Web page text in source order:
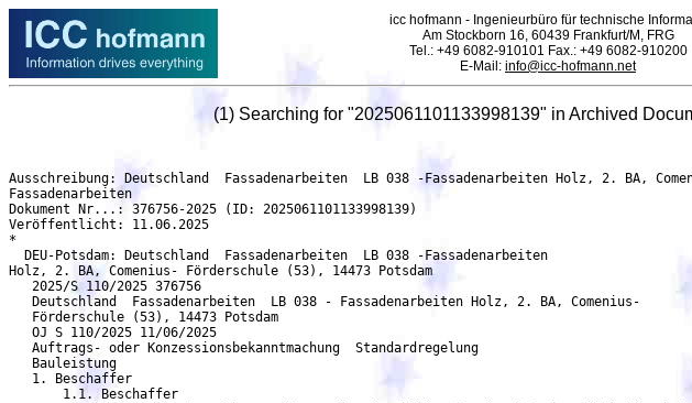
icc hofmann - Ingenieurbüro für technische
Am Stockborn 16, 60439 Frankfurt/M, FRG
Tel.: +49 6082-910101 Fax.: +49 6082-910200
E-Mail: info@icc-hofmann.net
(1) Searching for "2025061101133998139" in Archived
Ausschreibung: Deutschland  Fassadenarbeiten  LB 038 -Fassadenarbeiten Holz, 2. BA, Comenius- Förderschule (53), 14473 Potsdam - DEU-Potsdam
Fassadenarbeiten
Dokument Nr...: 376756-2025 (ID: 2025061101133998139)
Veröffentlicht: 11.06.2025
*
  DEU-Potsdam: Deutschland  Fassadenarbeiten  LB 038 -Fassadenarbeiten
Holz, 2. BA, Comenius- Förderschule (53), 14473 Potsdam
   2025/S 110/2025 376756
   Deutschland  Fassadenarbeiten  LB 038 - Fassadenarbeiten Holz, 2. BA, Comenius-
   Förderschule (53), 14473 Potsdam
   OJ S 110/2025 11/06/2025
   Auftrags- oder Konzessionsbekanntmachung  Standardregelung
   Bauleistung
   1. Beschaffer
       1.1. Beschaffer
	    Offizielle Bezeichnung: Kommunaler Immobilien Service Potsdam (KIS) Eigenbetrieb der
	    Landeshauptstadt Potsdam
	    E-Mail: KIS2@rathaus.potsdam.de
            Rechtsform des Erwerbers: Lokale Gebietskörperschaft
            Tätigkeit des öffentlichen Auftraggebers: Allgemeine öffentliche Verwaltung
   2. Verfahren
       2.1. Verfahren
            Titel: LB 038 - Fassadenarbeiten Holz, 2. BA, Comenius-Förderschule (53), 14473 Potsdam
	    Beschreibung: Los-Nr. LB038 - VHF - Holz
	    Kennung des Verfahrens: 79b234a2-0d47-4558-ba61-f87b75f32825
	    Interne Kennung: OV-B-KIS-178-25
	    Verfahrensart: Offenes Verfahren
	    Das Verfahren wird beschleunigt: nein
     2.1.1. Zweck
	    Art des Auftrags: Bauleistung
	    Haupteinstufung (cpv): 45443000 Fassadenarbeiten
     2.1.2. Erfüllungsort
	    Postanschrift: Brauhausberg 10
	    Stadt: Potsdam
	    Postleitzahl: 14473
	    Land, Gliederung (NUTS): Potsdam, Kreisfreie Stadt (DE404)
	    Land: Deutschland
     2.1.4. Allgemeine Informationen
            Zusätzliche Informationen: Bekanntmachungs-ID: CXP9YCRHMZF
	    Rechtsgrundlage:
	    Richtlinie 2014/24/EU
	    vob-a-eu -
     2.1.6. Ausschlussgründe
            Quellen der Ausschlussgründe: Auftragsunterlagen
   5. Los
       5.1. Los: LOT-0001
            Titel: LB 038 - Fassadenarbeiten Holz, 2. BA, Comenius-Förderschule (53), 14473 Potsdam
              Beschreibung: Folgende Leistungen sind zu erbringen: Das LV-Hinterlüftete Fassade
	      beinhaltet die Leistungen zur Montage einer Fassadenkonstruktion aus Massivholzprofilen mit
              hinterlegter Mineralwolledämmung, befestigt auf einer metallischen Unterkonstruktion. Der
              Untergrund zur Befestigung der Tragkonstruktion besteht aus MW- und Stahlbetonwänden.
              Ca. 270 qm. Wandaufbau - hinterlüftete Fassade (VHF) 20 mm Fassadenverkleidung
              Unterkonstruktion Diffusionsoffene Fassadenbahn 200 mm Wärmedämmung Mineralwolle
	      WLG 035 240 mm Tragkonstruktion Stahlbeton/MW
	      Interne Kennung: OV-B-KIS-178-25
     5.1.1. Zweck
	    Art des Auftrags: Bauleistung
	    Haupteinstufung (cpv): 45443000 Fassadenarbeiten
     5.1.2. Erfüllungsort
	    Postanschrift: Brauhausberg 10
	    Stadt: Potsdam
	    Postleitzahl: 14473
	    Land, Gliederung (NUTS): Potsdam, Kreisfreie Stadt (DE404)
	    Land: Deutschland
     5.1.3. Geschätzte Dauer
	    Datum des Beginns: 08/09/2025
	    Enddatum der Laufzeit: 19/12/2025
     5.1.6. Allgemeine Informationen
	    Auftragsvergabeprojekt nicht aus EU-Mitteln finanziert
            Die Beschaffung fällt unter das Übereinkommen über das öffentliche Beschaffungswesen: nein
            Diese Auftragsvergabe ist auch für kleine und mittlere Unternehmen (KMU) geeignet: nein
     5.1.7. Strategische Auftragsvergabe
	    Ziel der strategischen Auftragsvergabe: Keine strategische Beschaffung
     5.1.9. Eignungskriterien
	    Quellen der Auswahlkriterien: Bekanntmachung
            Kriterium: Zertifikate von unabhängigen Stellen über Qualitätssicherungsstandards
            Beschreibung: Präqualifizierte Unternehmen führen den Nachweis der Eignung durch den
            Eintrag in die Liste des Vereins für die Präqualifikation von Bauunternehmen e.V.
            (Präqualifikationsverzeichnis). Bei Einsatz von Nachunternehmern ist auf gesondertes
            Verlangen nachzuweisen, dass diese präqualifiziert sind oder die Voraussetzung für die
            Präqualifikation erfüllen. Nicht präqualifizierte Unternehmen haben als vorläufigen Nachweis
            der Eignung mit dem Angebot das ausgefüllte Formblatt  Eigenerklärung zur Eignung
	    vorzulegen. Bei Einsatz von Nachunternehmern sind auf gesondertes Verlangen die
            Eigenerklärungen auch für diese abzugeben. Sind die Nachunternehmer präqualifiziert, reicht
            die Angabe der Nummer, unter der diese in der Liste des Vereins für die Präqualifikation von
            Bauunternehmen e.V. (Präqualifikationsverzeichnis) geführt werden.
	      Kriterium: Eintragung in das Handelsregister
	      Beschreibung: - Auszug aus dem Handelsregister - Eintragung in der Handwerksrolle bzw. bei
	      der IHK
	      Kriterium: Referenzen zu bestimmten Arbeiten
              Beschreibung: - Referenzbescheinigungen für 3 Referenzen zu Leistungen, die mit der zu
	      vergebenden Leistung vergleichbar sind (Nettoleistungssumme bezogen auf die geplante
	      Bauzeit)
	      Kriterium: Durchschnittlicher Jahresumsatz
	      Beschreibung: - Umsatz des Unternehmens in den letzten 3 abgeschlossenen
              Geschäftsjahren, soweit er Bauleistungen und andere Leistungen betrifft, die mit der zu
	      vergebenden Leistung vergleichbar sind unter Einschluss des Anteils bei gemeinsam mit
              anderen Unternehmen ausgeführten Leistungen.
	      Kriterium: Berufliche Risikohaftpflichtversicherung
              Beschreibung: - Nachweis einer gültigen Betriebshaftpflichtversicherung
	      Kriterium: Andere wirtschaftliche oder finanzielle Anforderungen
              Beschreibung: - Freistellungsbescheinigung nach § 48b EStG -
	      Unbedenklichkeitsbescheinigung des Finanzamtes bzw. Bescheinigung in Steuersachen -
	      Unbedenklichkeitsbescheinigung der tariflichen Sozialkasse -
	      Unbedenklichkeitsbescheinigung der Berufsgenossenschaft
              Kriterium: Durchschnittliche jährliche Belegschaft
              Beschreibung: - Erklärung zur Zahl der in den letzten 3 Jahren jahresdurchschnittlich
              beschäftigten Arbeitskräfte,